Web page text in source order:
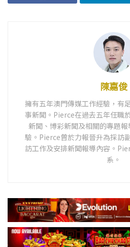
陳嘉俊
擁有五年澳門傳媒工作經驗，有
事新聞。Pierce在過去五年任職
新聞、博彩新聞及相關的專題
驗。Pierce曾於力報晉升為採訪
訪工作及安排新聞報導內容。
系。